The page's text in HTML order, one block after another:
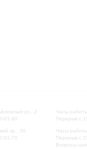
ул., 2
01-80
пр., 30
01-70
Часы
Перерыв с
Часы
Перерыв с
Вопросы